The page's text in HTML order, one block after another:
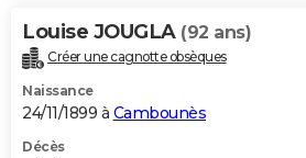
Louise JOUGLA (92 ans)
Créer une cagnotte obsèques
Naissance
24/11/1899 à Cambounès
Décès